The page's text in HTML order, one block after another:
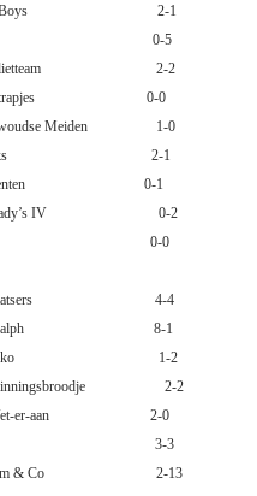
2-1
0-5
2-2
0-0
Meiden
1-0
2-1
Talenten 0-1
Lady’s IV
0-2
0-0
4-4
Ralph 8-1
Toko 1-2
2-2
er-aan
2-0
3-3
& Co 2-13